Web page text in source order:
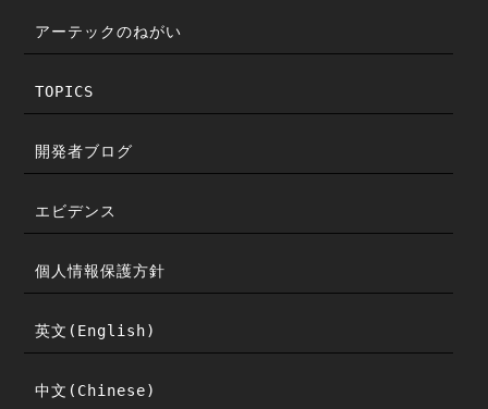
アーテックのねがい
TOPICS
開発者ブログ
エビデンス
個人情報保護方針
英文(English)
中文(Chinese)